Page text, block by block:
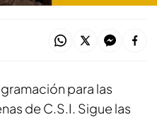
para las
de C.S.I. Sigue las